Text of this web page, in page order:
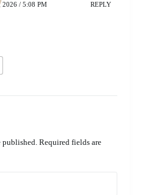
2026 / 5:08 PM REPLY
Required fields are